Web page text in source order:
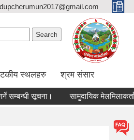
dupcherumun2017@gmail.com
स्थलहरु श्रम संसार
सूचना। सामुदायिक मेलमिलाकर्ताको